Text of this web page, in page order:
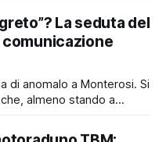
cosiddetta
affidati all’Agente della
politico che merita
La seduta del
comunicazione
di anomalo a Monterosi. Si
almeno stando a
attraverso l’Albo